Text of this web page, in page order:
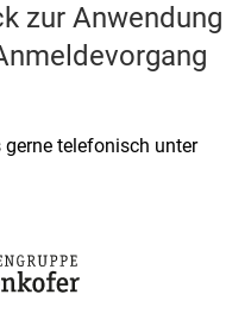
zur Anwendung
gerne telefonisch unter